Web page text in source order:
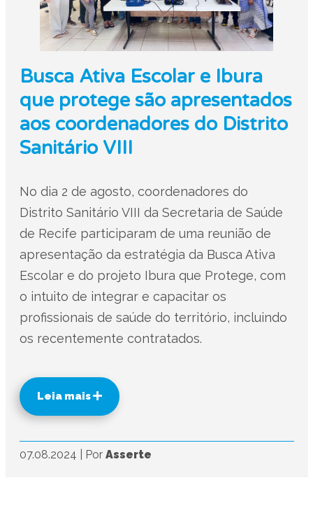
Busca Ativa Escolar e Ibura
que protege são apresentados
aos coordenadores do Distrito
Sanitário VIII
No dia 2 de agosto, coordenadores do
Distrito Sanitário VIII da Secretaria de Saúde
de Recife participaram de uma reunião de
apresentação da estratégia da Busca Ativa
Escolar e do projeto Ibura que Protege, com
o intuito de integrar e capacitar os
profissionais de saúde do território, incluindo
os recentemente contratados.
Leia mais
07.08.2024 Por Asserte